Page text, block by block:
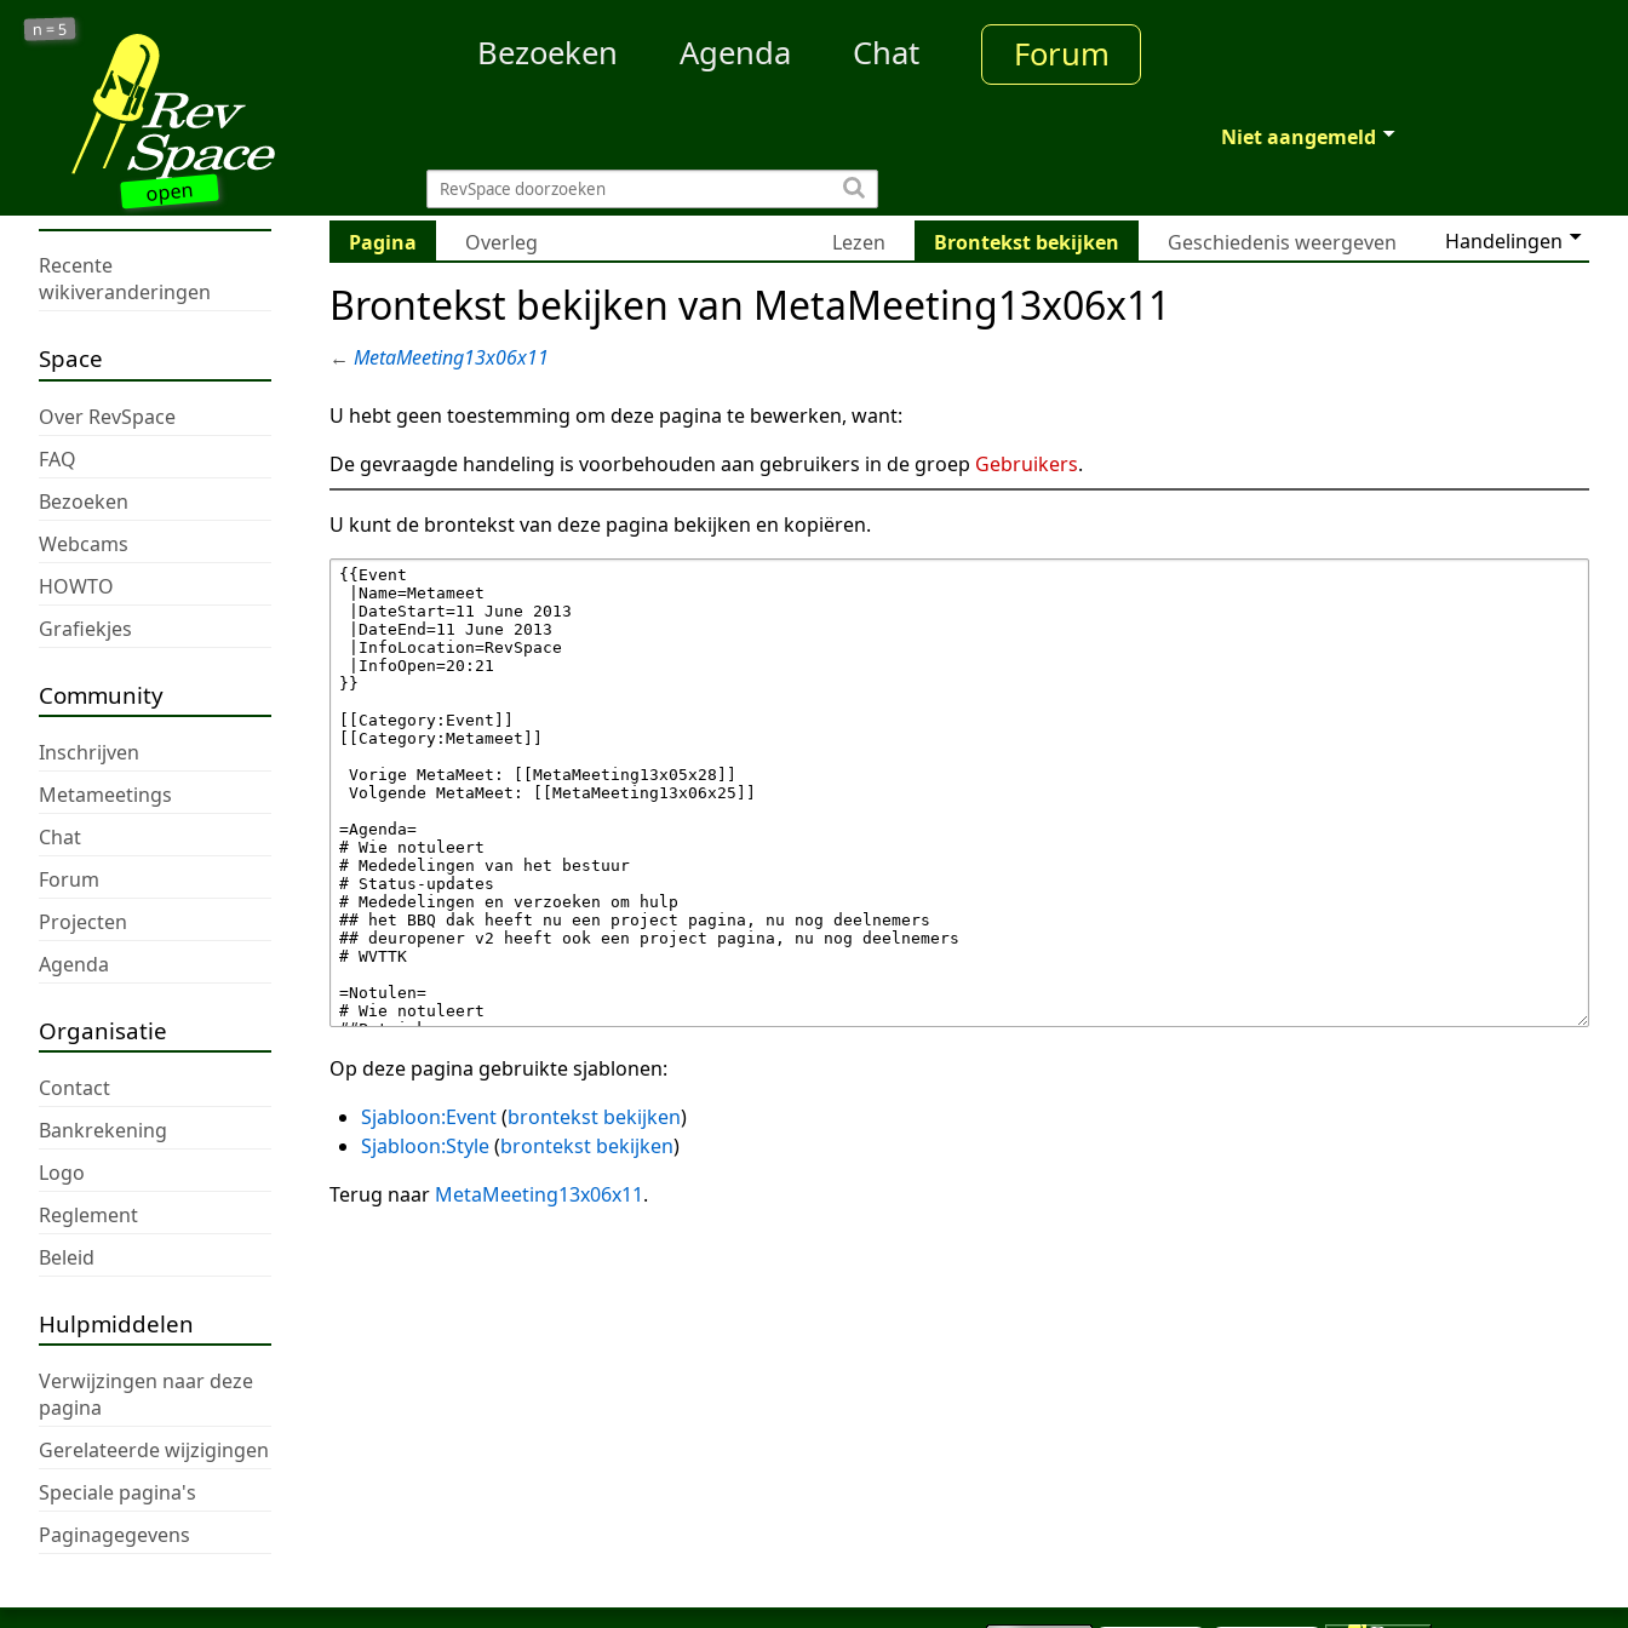
open
n = 5
Bezoeken Agenda Chat Forum
Niet aangemeld
Recente
wikiveranderingen
Space
Over RevSpace
FAQ
Bezoeken
Webcams
HOWTO
Grafiekjes
Community
Inschrijven
Metameetings
Chat
Forum
Projecten
Agenda
Organisatie
Contact
Bankrekening
Logo
Reglement
Beleid
Hulpmiddelen
Verwijzingen naar deze
pagina
Gerelateerde wijzigingen
Speciale pagina's
Paginagegevens
Pagina Overleg Handelingen
Lezen Brontekst bekijken Geschiedenis weergeven
Brontekst bekijken van MetaMeeting13x06x11
← MetaMeeting13x06x11
U hebt geen toestemming om deze pagina te bewerken, want:
De gevraagde handeling is voorbehouden aan gebruikers in de groep Gebruikers.
U kunt de brontekst van deze pagina bekijken en kopiëren.
Op deze pagina gebruikte sjablonen:
Sjabloon:Event(brontekst bekijken)
Sjabloon:Style(brontekst bekijken)
Terug naar MetaMeeting13x06x11.